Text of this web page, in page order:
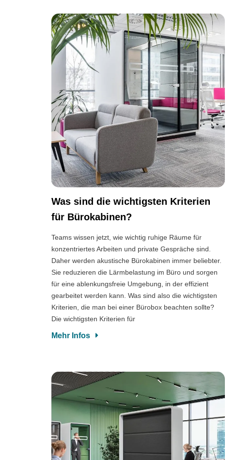
Was sind die wichtigsten Kriterien
für Bürokabinen?
Teams wissen jetzt, wie wichtig ruhige Räume für
konzentriertes Arbeiten und private Gespräche sind.
Daher werden akustische Bürokabinen immer beliebter.
Sie reduzieren die Lärmbelastung im Büro und sorgen
für eine ablenkungsfreie Umgebung, in der effizient
gearbeitet werden kann. Was sind also die wichtigsten
Kriterien, die man bei einer Bürobox beachten sollte?
Die wichtigsten Kriterien für
Mehr Infos